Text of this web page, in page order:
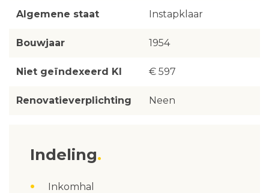
Algemene staat Instapklaar
Bouwjaar 1954
Niet geïndexeerd KI € 597
Renovatieverplichting Neen
Indeling
Inkomhal